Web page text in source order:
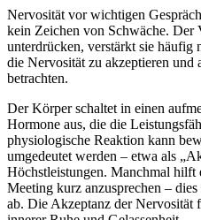
Nervosität vor wichtigen
kein Zeichen von Schwäche. Der
unterdrücken, verstärkt sie häufig
die Nervosität zu akzeptieren und
betrachten.
Der Körper schaltet in einen
Hormone aus, die die
physiologische Reaktion kann
umgedeutet werden – etwa als
Höchstleistungen. Manchmal hilft
Meeting kurz anzusprechen –
ab. Die Akzeptanz der Nervosität